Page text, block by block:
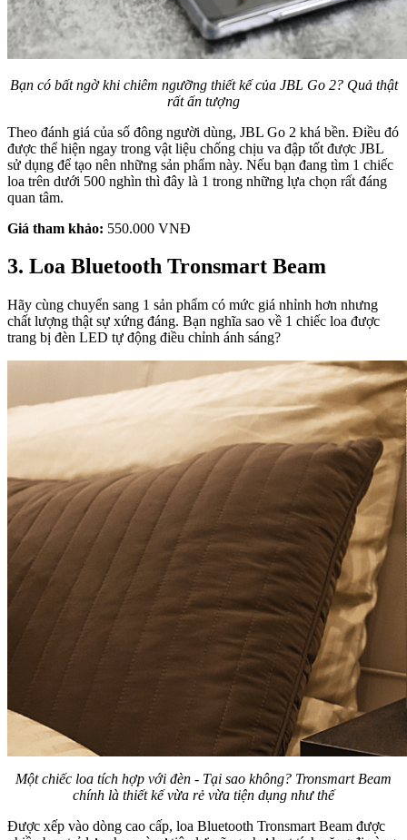
Bạn có bất ngờ khi chiêm ngưỡng thiết kế của JBL Go 2? Quả thật
rất ấn tượng
Theo đánh giá của số đông người dùng, JBL Go 2 khá bền. Điều đó
được thể hiện ngay trong vật liệu chống chịu va đập tốt được JBL
sử dụng để tạo nên những sản phẩm này. Nếu bạn đang tìm 1 chiếc
loa trên dưới 500 nghìn thì đây là 1 trong những lựa chọn rất đáng
quan tâm.
Giá tham khảo: 550.000 VNĐ
3. Loa Bluetooth Tronsmart Beam
Hãy cùng chuyển sang 1 sản phẩm có mức giá nhỉnh hơn nhưng
chất lượng thật sự xứng đáng. Bạn nghĩa sao về 1 chiếc loa được
trang bị đèn LED tự động điều chỉnh ánh sáng?
Một chiếc loa tích hợp với đèn - Tại sao không? Tronsmart Beam
chính là thiết kế vừa rẻ vừa tiện dụng như thế
Được xếp vào dòng cao cấp, loa Bluetooth Tronsmart Beam được